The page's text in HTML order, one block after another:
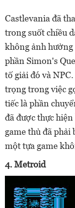
Castlevania đã
trong suốt chiều
không ảnh hưởng
phần Simon's
tố giải đó và
trọng trong việc
tiếc là phần
đã được thực
game thủ đã phải
một tựa game
4. Metroid